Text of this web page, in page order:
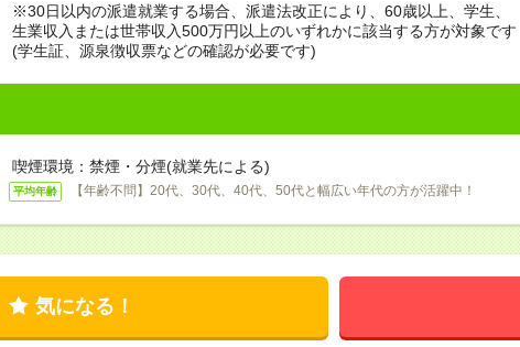
※30日以内の派遣就業する場合、派遣法改正により、60歳以上、学生、
生業収入または世帯収入500万円以上のいずれかに該当する方が対象です
(学生証、源泉徴収票などの確認が必要です)
喫煙環境：禁煙・分煙(就業先による)
平均年齢 【年齢不問】20代、30代、40代、50代と幅広い年代の方が活躍中！
気になる！